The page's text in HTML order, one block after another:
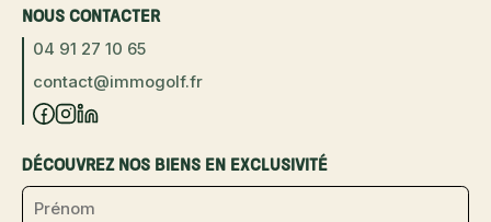
NOUS CONTACTER
04 91 27 10 65
contact@immogolf.fr
DÉCOUVREZ NOS BIENS EN EXCLUSIVITÉ